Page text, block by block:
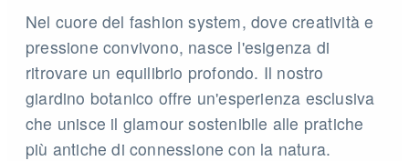
Nel cuore del fashion system, dove creatività e
pressione convivono, nasce l'esigenza di
ritrovare un equilibrio profondo. Il nostro
giardino botanico offre un'esperienza esclusiva
che unisce il glamour sostenibile alle pratiche
più antiche di connessione con la natura.